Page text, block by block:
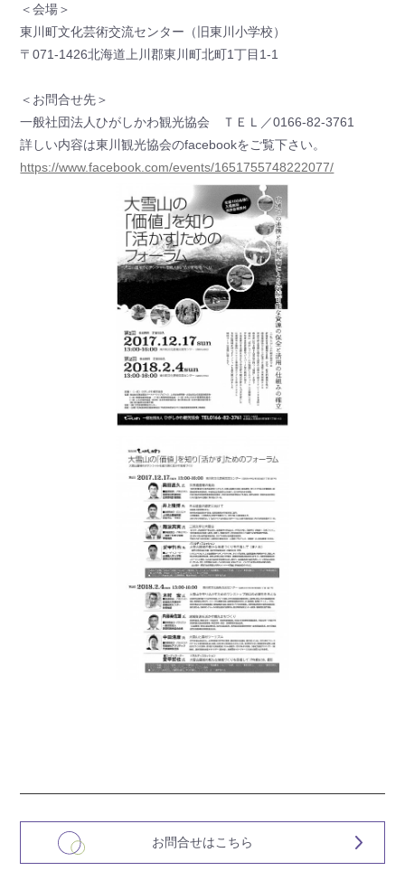
＜会場＞
東川町文化芸術交流センター（旧東川小学校）
〒071-1426北海道上川郡東川町北町1丁目1-1
＜お問合せ先＞
一般社団法人ひがしかわ観光協会 ＴＥＬ／0166-82-3761
詳しい内容は東川観光協会のfacebookをご覧下さい。
https://www.facebook.com/events/1651755748222077/
お問合せはこちら